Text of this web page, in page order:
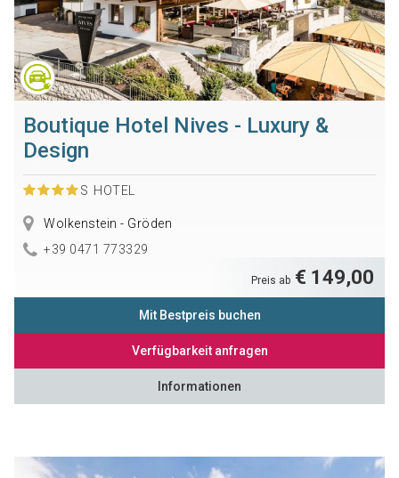
Boutique Hotel Nives - Luxury &
Design
S HOTEL
Wolkenstein - Gröden
+39 0471 773329
Preis ab € 149,00
Mit Bestpreis buchen
Verfügbarkeit anfragen
Informationen